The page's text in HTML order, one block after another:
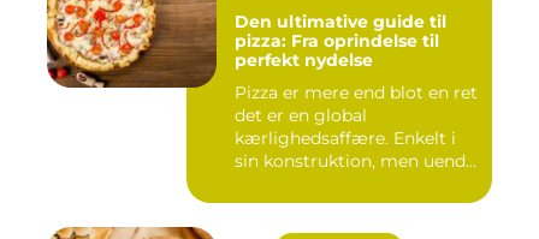
Den ultimative guide til
pizza: Fra oprindelse til
perfekt nydelse
Pizza er mere end blot en ret
det er en global
kærlighedsaffære. Enkelt i
sin konstruktion, men uend...